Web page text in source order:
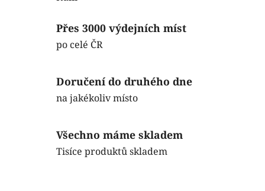
Přes 3000 výdejních míst
po celé ČR
Doručení do druhého dne
na jakékoliv místo
Všechno máme skladem
Tisíce produktů skladem